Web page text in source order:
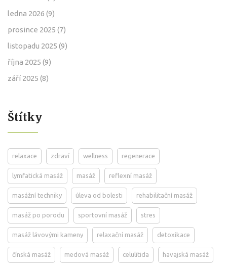
ledna 2026 (9)
prosince 2025 (7)
listopadu 2025 (9)
října 2025 (9)
září 2025 (8)
Štítky
relaxace zdraví wellness regenerace
lymfatická masáž masáž reflexní masáž
masážní techniky úleva od bolesti rehabilitační masáž
masáž po porodu sportovní masáž stres
masáž lávovými kameny relaxační masáž detoxikace
čínská masáž medová masáž celulitida havajská masáž